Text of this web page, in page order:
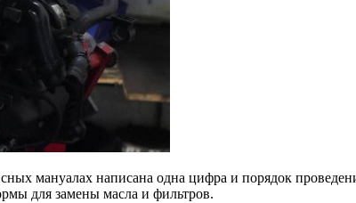
мануалах написана одна цифра и порядок
для замены масла и фильтров.